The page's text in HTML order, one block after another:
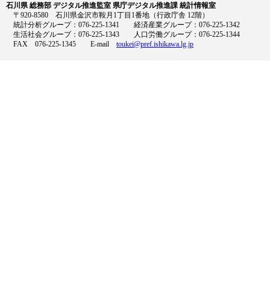
石川県 総務部 デジタル推進監室 県庁デジタル推進課 統計情報室
〒920-8580 石川県金沢市鞍月1丁目1番地（行政庁舎 12階）
統計分析グループ：076-225-1341 経済産業グループ：076-225-1342
生活社会グループ：076-225-1343 人口労働グループ：076-225-1344
FAX 076-225-1345 E-mail toukei@pref.ishikawa.lg.jp